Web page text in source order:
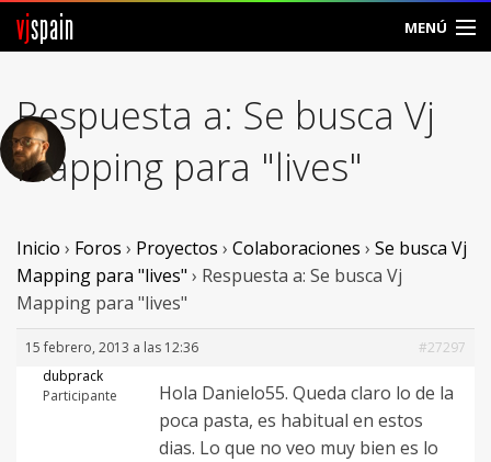
vjspain MENÚ
Foros
Noticias
Vjspain
Ayuda
Contacto
Entrar
Respuesta a: Se busca Vj
Mapping para "lives"
Inicio › Foros › Proyectos › Colaboraciones › Se busca Vj
Mapping para "lives" › Respuesta a: Se busca Vj
Mapping para "lives"
15 febrero, 2013 a las 12:36
#27297
dubprack
Participante
Hola Danielo55. Queda claro lo de la
poca pasta, es habitual en estos
dias. Lo que no veo muy bien es lo